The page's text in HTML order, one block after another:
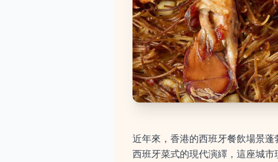
近年來，香港的西班牙餐飲場景
西班牙菜式的現代演繹，這座城